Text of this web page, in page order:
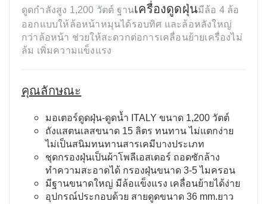
ดูดกำลังสูง 1,200 วัตต์ ฐานเครื่องดูดฝุ่นมีล้อ 4 ล้อ
ออกแบบให้ล้อหน้าหมุนได้รอบทิศ และล้อหลังใหญ่
กว่าล้อหน้า ช่วยให้สะดวกต่อการเคลื่อนย้ายเครื่องไม่
ล้ม เพิ่มความแข็งแรง
คุณลักษณะ
มอเตอร์ดูดฝุ่น-ดูดน้ำ ITALY ขนาด 1,200 วัตต์
ถังแสตนเลสขนาด 15 ลิตร ทนทาน ไม่แตกง่าย
ไม่เป็นสนิมทนทานสารเคมีบางประเภท
ชุดกรองฝุ่นเป็นผ้าโพลีเอสเตอร์ ถอดซักล้าง
ทำความสะอาดได้ กรองฝุ่นขนาด 3-5 ไมครอน
มีฐานขนาดใหญ่ มีล้อแข็งแรง เคลื่อนย้ายได้ง่าย
อุปกรณ์ประกอบด้วย สายดูดขนาด 36 mm.ยาว